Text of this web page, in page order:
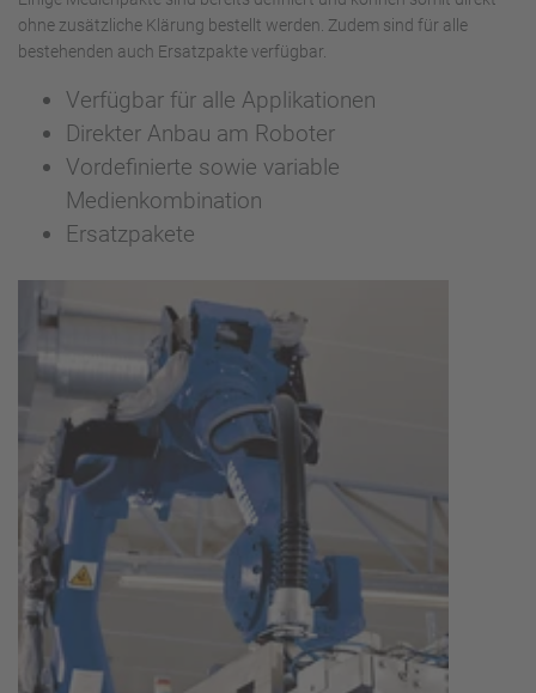
ohne zusätzliche Klärung bestellt werden. Zudem sind für alle
bestehenden auch Ersatzpakte verfügbar.
Verfügbar für alle Applikationen
Direkter Anbau am Roboter
Vordefinierte sowie variable
Medienkombination
Ersatzpakete